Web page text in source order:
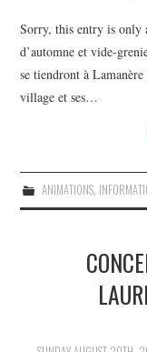
Sorry, this entry is only
d’automne et vide-
se tiendront à
village et ses…
ANIMATIONS,